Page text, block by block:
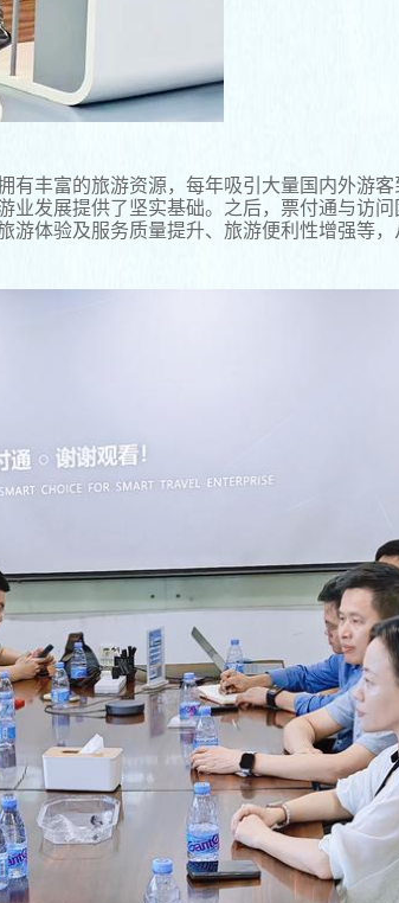
丰富的旅游资源，每年吸引大量国内外游
发展提供了坚实基础。之后，票付通与访
体验及服务质量提升、旅游便利性增强等，